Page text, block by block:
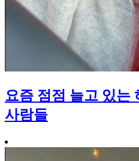
요즘 점점 늘고 있는
사람들